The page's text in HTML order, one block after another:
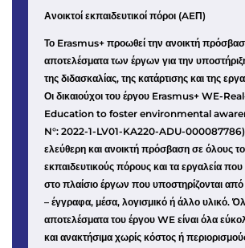
Ανοικτοί εκπαιδευτικοί πόροι (AEΠ)
Το Erasmus+ προωθεί την ανοικτή
αποτελέσματα των έργων για την
της διδασκαλίας, της κατάρτισης και της
Οι δικαιούχοι του έργου Erasmus+ WE-
Education to foster environmental
N°: 2022-1-LV01-KA220-ADU-
ελεύθερη και ανοικτή πρόσβαση σε όλους
εκπαιδευτικούς πόρους και τα εργαλεία
στο πλαίσιο έργων που υποστηρίζονται
– έγγραφα, μέσα, λογισμικό ή άλλο υλικό.
αποτελέσματα του έργου WE είναι όλα
και ανακτήσιμα χωρίς κόστος ή